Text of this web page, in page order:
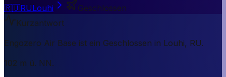
🇷🇺RULouhi
Geschlossen
Kurzantwort
Engozero Air Base ist ein Geschlossen in Louhi, RU.
102 m ü. NN.